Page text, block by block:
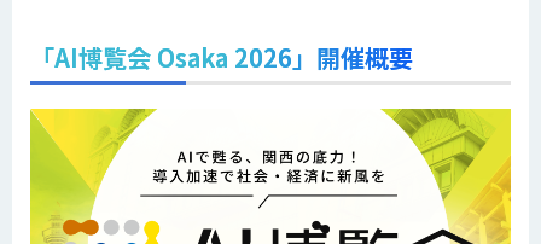
「AI博覧会 Osaka 2026」開催概要